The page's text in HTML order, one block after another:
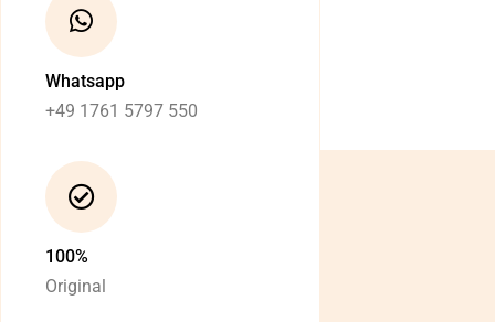
Whatsapp
+49 1761 5797 550
100%
Original